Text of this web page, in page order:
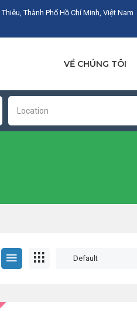
Thành Phố Hồ Chí Minh, Việt Nam
VỀ CHÚNG TÔI
Location
Default